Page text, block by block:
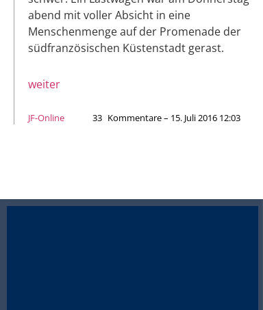
abend mit voller Absicht in eine
Menschenmenge auf der Promenade der
südfranzösischen Küstenstadt gerast.
weiter
JF-Online 33 Kommentare – 15. Juli 2016 12:03